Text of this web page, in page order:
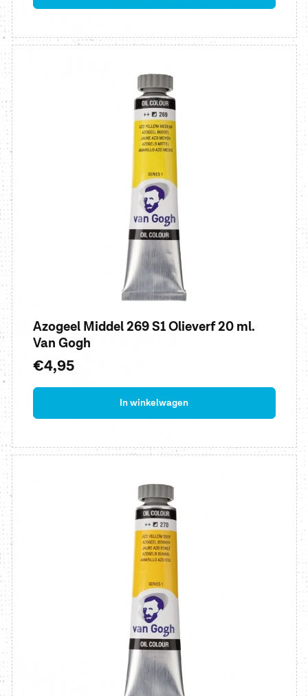
Azogeel Middel 269 S1 Olieverf 20 ml.
Van Gogh
Normale
prijs
€4,95
In winkelwagen